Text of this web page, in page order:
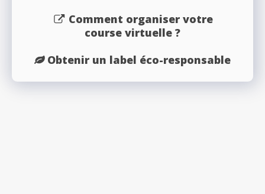
Comment organiser votre
course virtuelle ?
Obtenir un label éco-responsable